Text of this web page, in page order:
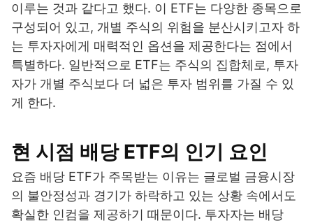
이루는 것과 같다고 했다. 이 ETF는 다양한 종목으로
구성되어 있고, 개별 주식의 위험을 분산시키고자 하
는 투자자에게 매력적인 옵션을 제공한다는 점에서
특별하다. 일반적으로 ETF는 주식의 집합체로, 투자
자가 개별 주식보다 더 넓은 투자 범위를 가질 수 있
게 한다.
현 시점 배당 ETF의 인기 요인
요즘 배당 ETF가 주목받는 이유는 글로벌 금융시장
의 불안정성과 경기가 하락하고 있는 상황 속에서도
확실한 인컴을 제공하기 때문이다. 투자자는 배당